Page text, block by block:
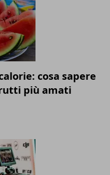
cosa sapere
più amati